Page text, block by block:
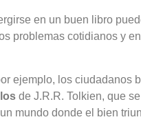
en un buen libro
problemas cotidianos y
ejemplo, los
de J.R.R. Tolkien, que
mundo donde el bien